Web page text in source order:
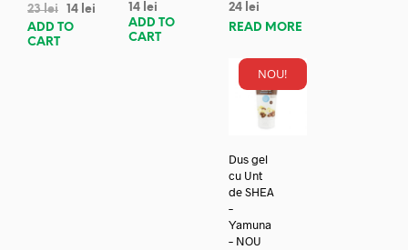
23lei 14 lei
ADD TO
CART
14 lei
ADD TO
CART
24 lei
READ MORE
NOU!
Dus gel
cu Unt
de SHEA
–
Yamuna
– NOU